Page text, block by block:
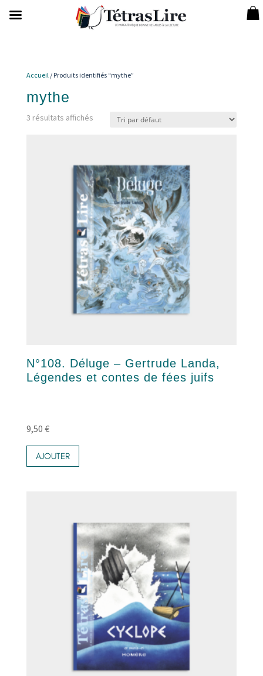
Accueil/ Produits identifiés “mythe”
mythe
3 résultats affichés
N°108. Déluge – Gertrude Landa,
Légendes et contes de fées juifs
9,50 €
AJOUTER